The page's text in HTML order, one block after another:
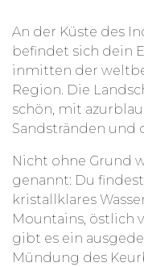
Für Studierende
Wunsch ein
durchzuführen
Forscher/in
An der Küste des
befindet sich dein
inmitten der
Region. Die
schön, mit
Sandstränden und
Nicht ohne Grund
genannt: Du
kristallklares
Mountains, östlich
gibt es ein
Mündung des